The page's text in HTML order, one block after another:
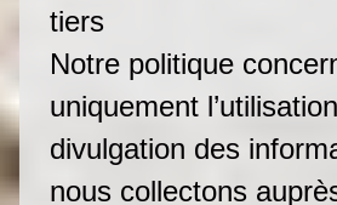
tiers
Notre politique
uniquement
divulgation des
nous collectons